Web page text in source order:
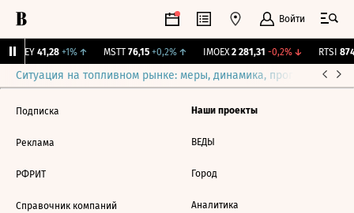
Войти
OKEY 41,28 +1%↑ MSTT 76,15 +0,2%↑ IMOEX 2 281,31 -0,2%↓ RTSI
Ситуация на топливном рынке: меры, динамика, прогнозы
Подписка
Реклама
РФРИТ
Справочник компаний
Наши проекты
ВЕДЫ
Город
Аналитика